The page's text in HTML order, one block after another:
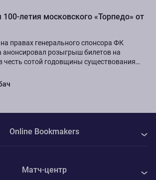
летия московского «Торпедо» от
правах генерального спонсора ФК
анонсировал розыгрыш билетов на
сотой годовщины существования
Матч-центр
Online Bookmakers